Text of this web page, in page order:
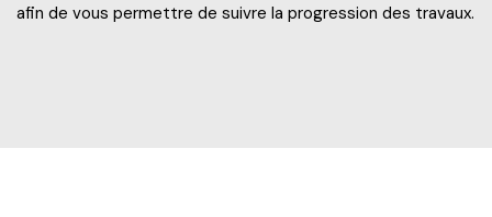
afin de vous permettre de suivre la progression des travaux.